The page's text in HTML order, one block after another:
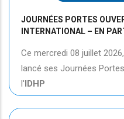
JOURNÉES PORTES
INTERNATIONAL – EN
Ce mercredi 08 juillet 2026,
lancé ses Journées
l'IDHP